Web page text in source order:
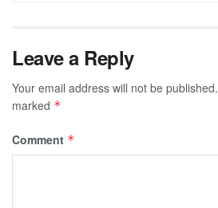
Leave a Reply
Your email address will not be published.
marked *
Comment *